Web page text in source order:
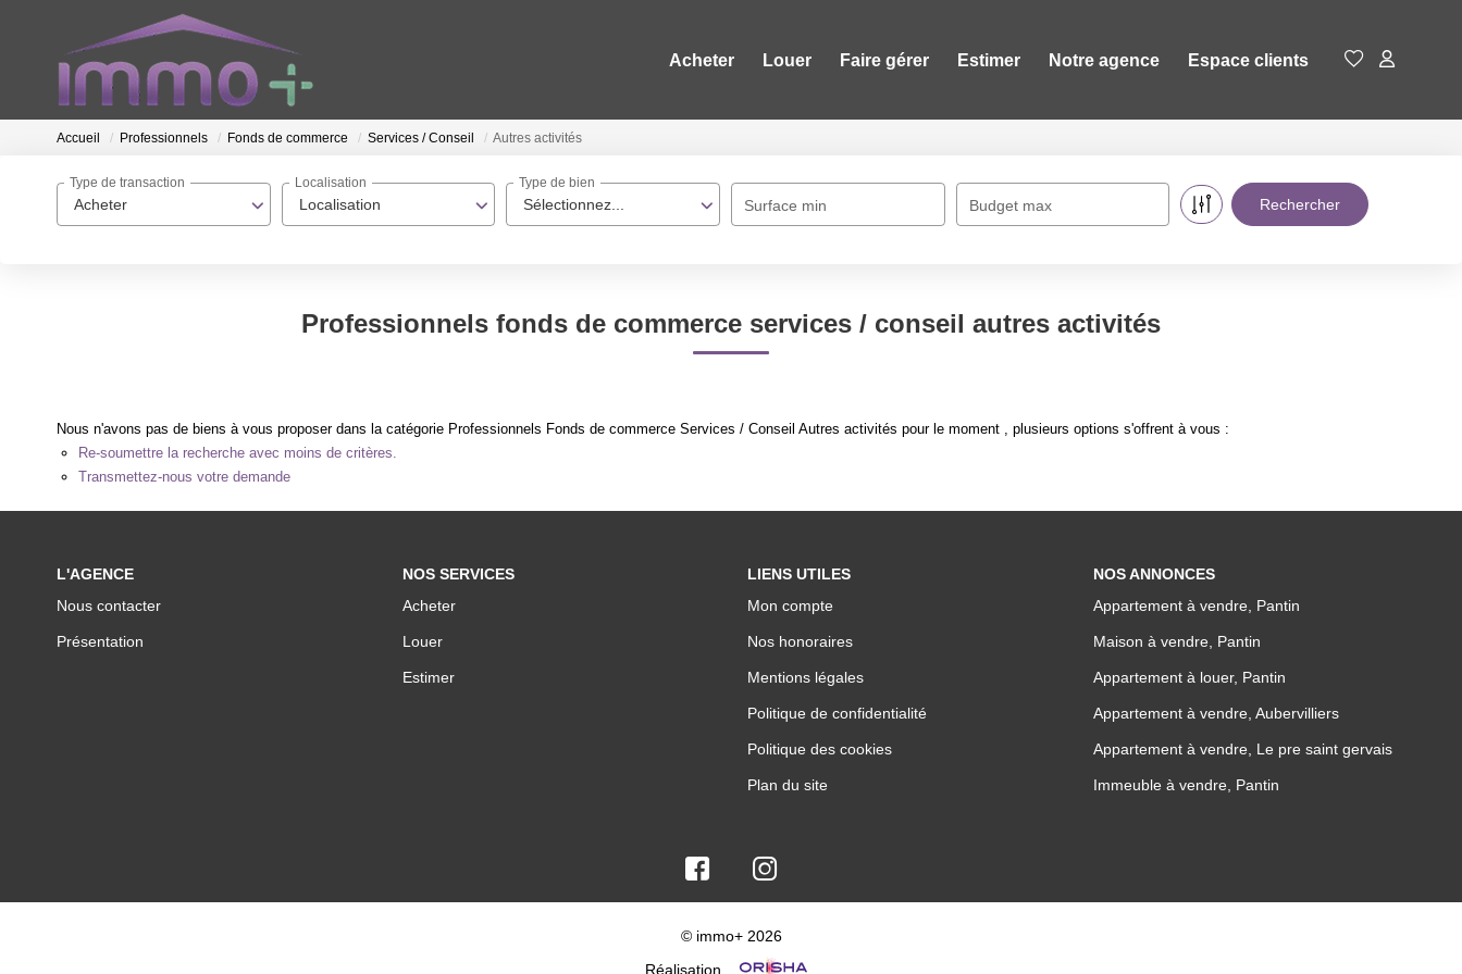
Acheter Louer Faire gérer Estimer Notre agence Espace clients
Accueil Professionnels Fonds de commerce Services / Conseil Autres activités
Acheter
Type de transaction
Localisation
Localisation
Sélectionnez...
Type de bien
Surface min Budget max
Professionnels fonds de commerce services / conseil autres activités
Nous n'avons pas de biens à vous proposer dans la catégorie Professionnels Fonds de commerce Services / Conseil Autres activités pour le moment , plusieurs options s'offrent à vous :
Re-soumettre la recherche avec moins de critères.
Transmettez-nous votre demande
L'AGENCE
Nous contacter
Présentation
NOS SERVICES
Acheter
Louer
Estimer
LIENS UTILES
Mon compte
Nos honoraires
Mentions légales
Politique de confidentialité
Politique des cookies
Plan du site
NOS ANNONCES
Appartement à vendre, Pantin
Maison à vendre, Pantin
Appartement à louer, Pantin
Appartement à vendre, Aubervilliers
Appartement à vendre, Le pre saint gervais
Immeuble à vendre, Pantin
© immo+ 2026
Réalisation